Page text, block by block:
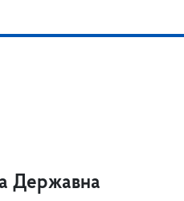
Державна